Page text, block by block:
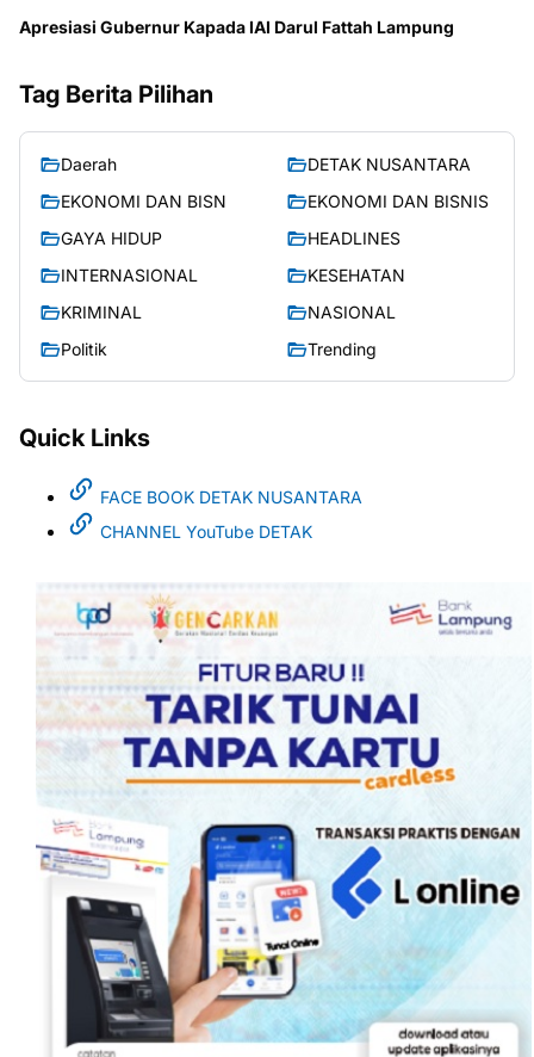
Apresiasi Gubernur Kapada IAI Darul Fattah Lampung
Tag Berita Pilihan
Daerah
DETAK NUSANTARA
EKONOMI DAN BISN
EKONOMI DAN BISNIS
GAYA HIDUP
HEADLINES
INTERNASIONAL
KESEHATAN
KRIMINAL
NASIONAL
Politik
Trending
Quick Links
FACE BOOK DETAK NUSANTARA
CHANNEL YouTube DETAK